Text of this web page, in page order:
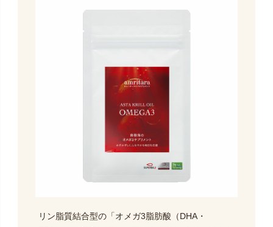
リン脂質結合型の「オメガ3脂肪酸（DHA・